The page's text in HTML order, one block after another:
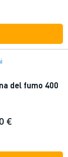
del fumo 400
€